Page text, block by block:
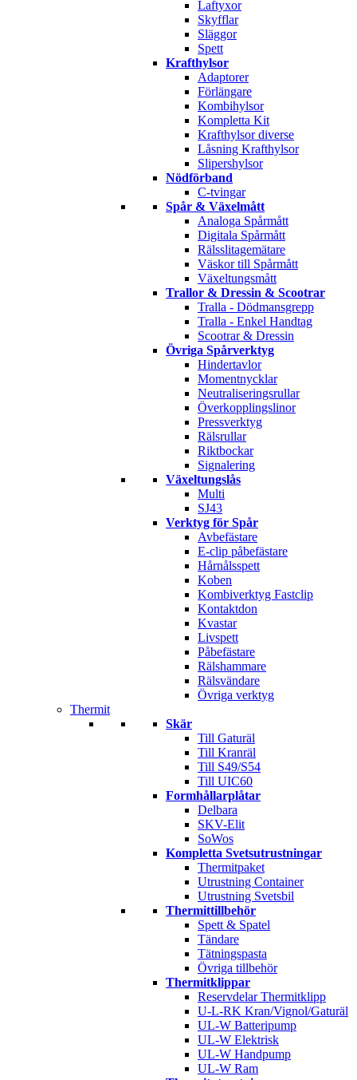
Laftyxor
Skyfflar
Släggor
Spett
Krafthylsor
Adaptorer
Förlängare
Kombihylsor
Kompletta Kit
Krafthylsor diverse
Låsning Krafthylsor
Slipershylsor
Nödförband
C-tvingar
Spår & Växelmått
Analoga Spårmått
Digitala Spårmått
Rälsslitagemätare
Väskor till Spårmått
Växeltungsmått
Trallor & Dressin & Scootrar
Tralla - Dödmansgrepp
Tralla - Enkel Handtag
Scootrar & Dressin
Övriga Spårverktyg
Hindertavlor
Momentnycklar
Neutraliseringsrullar
Överkopplingslinor
Pressverktyg
Rälsrullar
Riktbockar
Signalering
Växeltungslås
Multi
SJ43
Verktyg för Spår
Avbefästare
E-clip påbefästare
Hårnålsspett
Koben
Kombiverktyg Fastclip
Kontaktdon
Kvastar
Livspett
Påbefästare
Rälshammare
Rälsvändare
Övriga verktyg
Thermit
Skär
Till Gaturäl
Till Kranräl
Till S49/S54
Till UIC60
Formhållarplåtar
Delbara
SKV-Elit
SoWos
Kompletta Svetsutrustningar
Thermitpaket
Utrustning Container
Utrustning Svetsbil
Thermittillbehör
Spett & Spatel
Tändare
Tätningspasta
Övriga tillbehör
Thermitklippar
Reservdelar Thermitklipp
U-L-RK Kran/Vignol/Gaturäl
UL-W Batteripump
UL-W Elektrisk
UL-W Handpump
UL-W Ram